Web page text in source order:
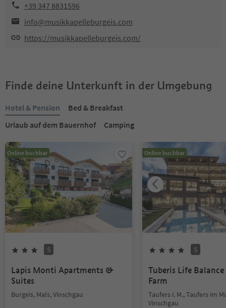
+39 347 8831596
info@musikkapelleburgeis.com
https://musikkapelleburgeis.com/
Finde deine Unterkunft in der Umgebung
Hotel & Pension
Bed & Breakfast
Urlaub auf dem Bauernhof
Camping
Online buchbar
S
Lapis Monti Apartments &
Suites
Burgeis, Mals, Vinschgau
Online buchbar
S
Tuberis Life
Farm
Taufers i. M., Taufers im
Vinschgau